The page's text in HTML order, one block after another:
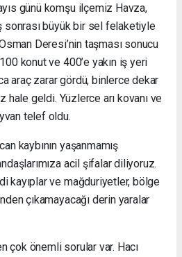
günü komşu ilçemiz Havza,
sonrası büyük bir sel felaketiyle
Deresi’nin taşması sonucu
konut ve 400’e yakın iş yeri
araç zarar gördü, binlerce dekar
hale geldi. Yüzlerce arı kovanı ve
telef oldu.
kaybının yaşanmamış
acil şifalar diliyoruz.
kayıplar ve mağduriyetler, bölge
çıkamayacağı derin yaralar
çok önemli sorular var. Hacı